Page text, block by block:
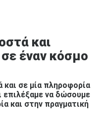
και
έναν κόσμο
και σε μία πληροφορία
επιλέξαμε να δώσουμε
και στην πραγματική